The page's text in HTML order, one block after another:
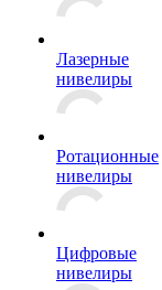
Лазерные
нивелиры
Ротационные
нивелиры
Цифровые
нивелиры